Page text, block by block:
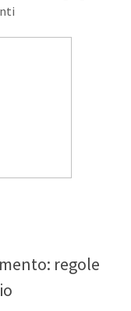
regole